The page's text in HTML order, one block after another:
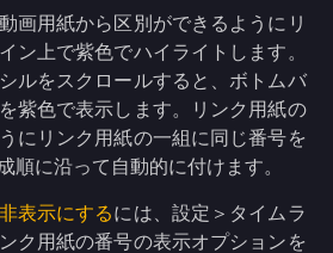
画用紙から区別ができるようにリ
ン上で紫色でハイライトします。
ルをスクロールすると、ボトムバ
を紫色で表示します。リンク用紙の
にリンク用紙の一組に同じ番号を
順に沿って自動的に付けます。
表示にするには、設定＞タイムラ
ク用紙の番号の表示オプションを